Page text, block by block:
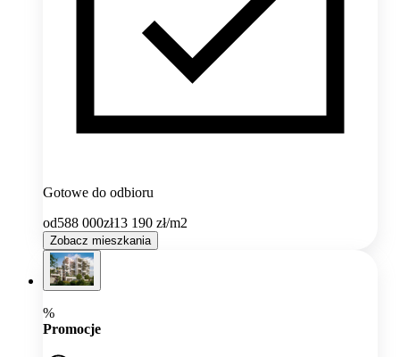
Gotowe do odbioru
od588 000zł13 190 zł/m2
Zobacz mieszkania
%
Promocje